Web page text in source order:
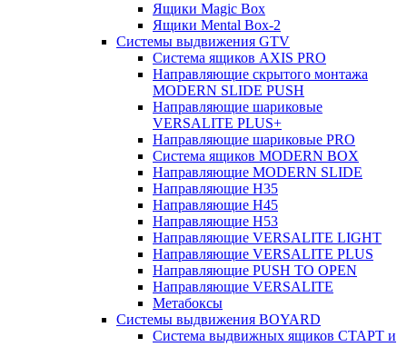
Ящики Magic Box
Ящики Mental Box-2
Системы выдвижения GTV
Система ящиков AXIS PRO
Направляющие скрытого монтажа
MODERN SLIDE PUSH
Направляющие шариковые
VERSALITE PLUS+
Направляющие шариковые PRO
Система ящиков MODERN BOX
Направляющие MODERN SLIDE
Направляющие H35
Направляющие H45
Направляющие H53
Направляющие VERSALITE LIGHT
Направляющие VERSALITE PLUS
Направляющие PUSH TO OPEN
Направляющие VERSALITE
Метабоксы
Системы выдвижения BOYARD
Система выдвижных ящиков СТАРТ и